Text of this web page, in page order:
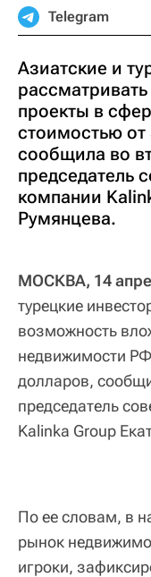
Telegram
Азиатские и
проекты в
стоимостью
сообщила во
председатель
компании
Румянцева.
МОСКВА, 14
турецкие
возможность
недвижимости
долларов,
председатель
Kalinka Group
По ее словам, в
рынок
игроки,